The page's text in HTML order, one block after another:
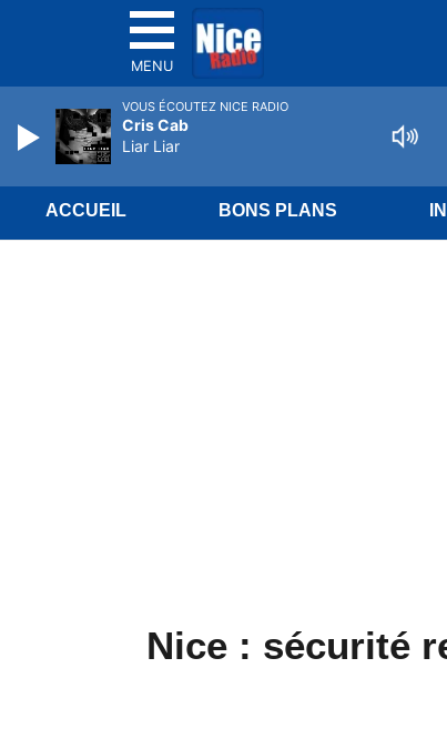
MENU
ACCUEIL BONS PLANS
Nice : sécurité
VOUS ÉCOUTEZ NICE RADIO
Cris Cab
Liar Liar